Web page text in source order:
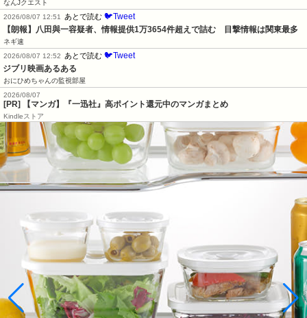
なんJクエスト
2026/08/07 12:51 あとで読む 🐦Tweet
【朗報】八田與一容疑者、情報提供1万3654件超えで詰む　目撃情報は関東最多
ネギ速
2026/08/07 12:52 あとで読む 🐦Tweet
ジブリ映画あるある
おにひめちゃんの監視部屋
2026/08/07
[PR] 【マンガ】『一迅社』高ポイント還元中のマンガまとめ
Kindleストア